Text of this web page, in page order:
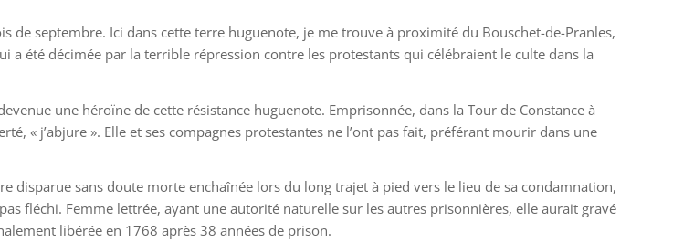
de septembre. Ici dans cette terre huguenote, je me trouve à proximité du Bouschet-de-Pranles,
été décimée par la terrible répression contre les protestants qui célébraient le culte dans la
une héroïne de cette résistance huguenote. Emprisonnée, dans la Tour de Constance à
« j’abjure ». Elle et ses compagnes protestantes ne l’ont pas fait, préférant mourir dans une
disparue sans doute morte enchaînée lors du long trajet à pied vers le lieu de sa condamnation,
fléchi. Femme lettrée, ayant une autorité naturelle sur les autres prisonnières, elle aurait gravé
libérée en 1768 après 38 années de prison.